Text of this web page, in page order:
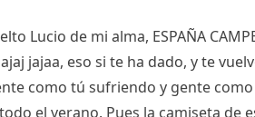
Lucio de mi alma, ESPAÑA
jajaa, eso si te ha dado, y te
como tú sufriendo y gente
el verano. Pues la camiseta de